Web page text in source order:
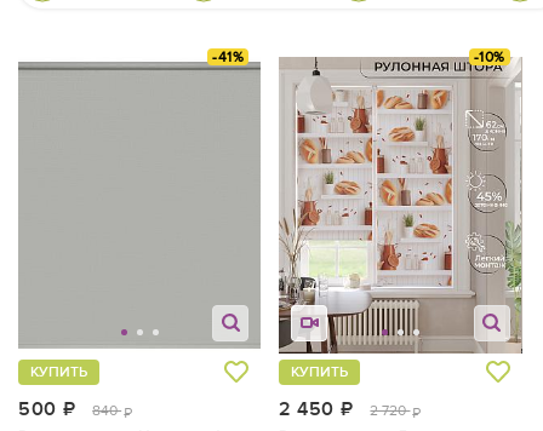
-41%
500 руб.
840 руб.
КУПИТЬ
-10%
2 450 руб.
2 720 руб.
КУПИТЬ